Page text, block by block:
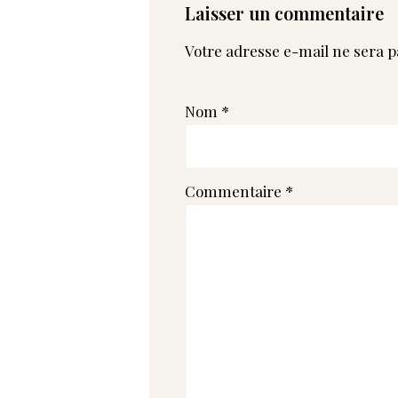
Laisser un commentaire
Votre adresse e-mail ne sera
Nom *
Commentaire *